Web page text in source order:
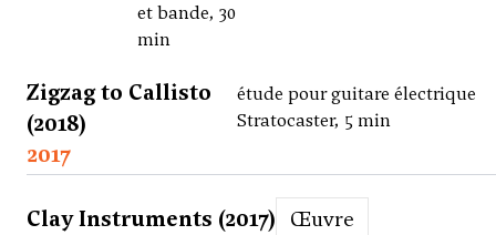
et bande, 30
min
Zigzag to Callisto
(2018)
étude pour guitare électrique
Stratocaster, 5 min
2017
Clay Instruments (2017) Œuvre